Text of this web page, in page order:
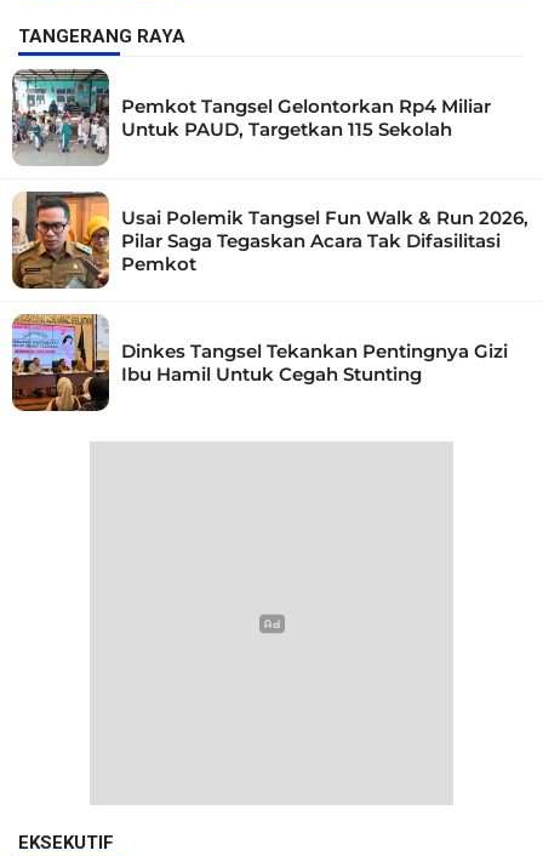
TANGERANG RAYA
Pemkot Tangsel Gelontorkan Rp4 Miliar
Untuk PAUD, Targetkan 115 Sekolah
Usai Polemik Tangsel Fun Walk & Run 2026,
Pilar Saga Tegaskan Acara Tak Difasilitasi
Pemkot
Dinkes Tangsel Tekankan Pentingnya Gizi
Ibu Hamil Untuk Cegah Stunting
EKSEKUTIF